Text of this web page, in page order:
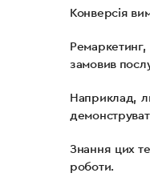
Конверсія
замовив
Наприклад,
Знання цих
роботи.